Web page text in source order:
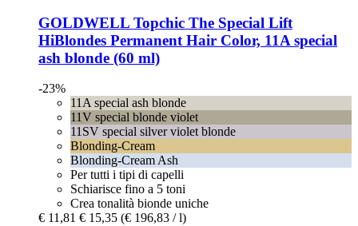
GOLDWELL Topchic The Special Lift
HiBlondes Permanent Hair Color, 11A special
ash blonde (60 ml)
-23%
11A special ash blonde
11V special blonde violet
11SV special silver violet blonde
Blonding-Cream
Blonding-Cream Ash
Per tutti i tipi di capelli
Schiarisce fino a 5 toni
Crea tonalità bionde uniche
€ 11,81 € 15,35 (€ 196,83 / l)